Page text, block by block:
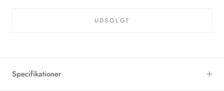
UDSOLGT
Specifikationer